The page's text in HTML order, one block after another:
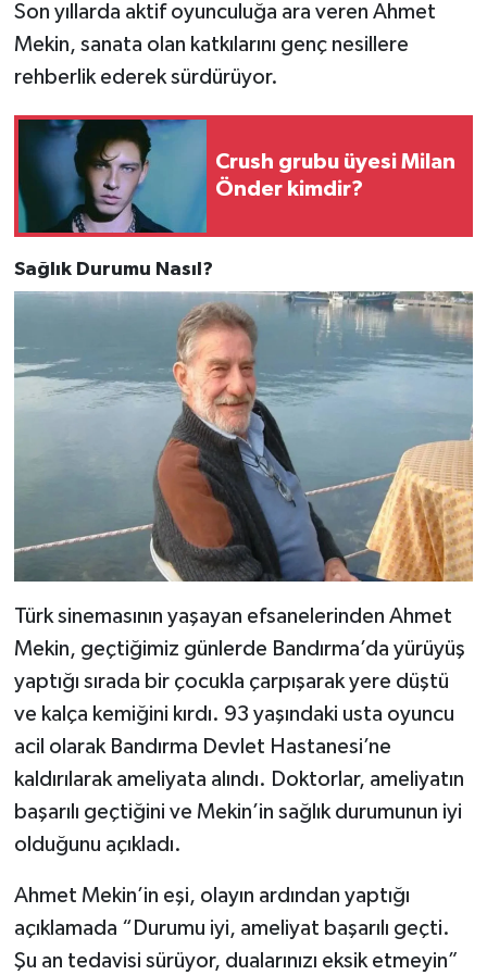
Son yıllarda aktif oyunculuğa ara veren Ahmet
Mekin, sanata olan katkılarını genç nesillere
rehberlik ederek sürdürüyor.
Crush grubu üyesi Milan
Önder kimdir?
Sağlık Durumu Nasıl?
Türk sinemasının yaşayan efsanelerinden Ahmet
Mekin, geçtiğimiz günlerde Bandırma’da yürüyüş
yaptığı sırada bir çocukla çarpışarak yere düştü
ve kalça kemiğini kırdı. 93 yaşındaki usta oyuncu
acil olarak Bandırma Devlet Hastanesi’ne
kaldırılarak ameliyata alındı. Doktorlar, ameliyatın
başarılı geçtiğini ve Mekin’in sağlık durumunun iyi
olduğunu açıkladı.
Ahmet Mekin’in eşi, olayın ardından yaptığı
açıklamada “Durumu iyi, ameliyat başarılı geçti.
Şu an tedavisi sürüyor, dualarınızı eksik etmeyin”